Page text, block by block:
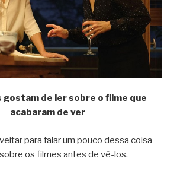
gostam de ler sobre o filme que
acabaram de ver
para falar um pouco dessa coisa
os filmes antes de vê-los.